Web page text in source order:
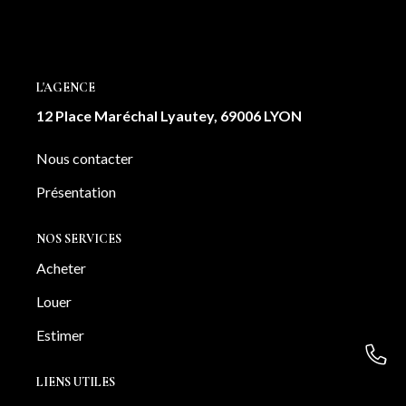
L'AGENCE
12 Place Maréchal Lyautey, 69006 LYON
Nous contacter
Présentation
NOS SERVICES
Acheter
Louer
Estimer
LIENS UTILES